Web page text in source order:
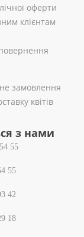
оферти
клієнтам
замовлення
квітів
з нами
55
55
42
18